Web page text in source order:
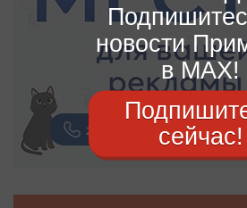
новости
в MAX!
сейчас!